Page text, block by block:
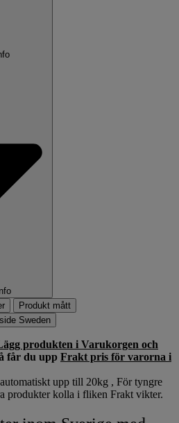
Produkt mått
Sweden
produkten i Varukorgen och
får du upp Frakt pris för varorna i
upp till 20kg , För tyngre
produkter kolla i fliken Frakt vikter.